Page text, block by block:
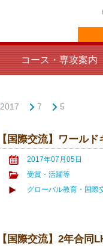
コース・専攻案内
2017 7 5
【国際交流】ワール
2017年07月05日
受賞・活躍等
グローバル教育・国際
【国際交流】2年合同